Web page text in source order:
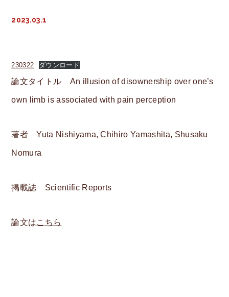
卒業生の声
索
オープンキャンパス
情報公開
研究倫理ガイドライン
2023.03.1
230322 ダウンロード
論文タイトル An illusion of disownership over one’s
own limb is associated with pain perception
著者 Yuta Nishiyama, Chihiro Yamashita, Shusaku
Nomura
掲載誌 Scientific Reports
論文はこちら